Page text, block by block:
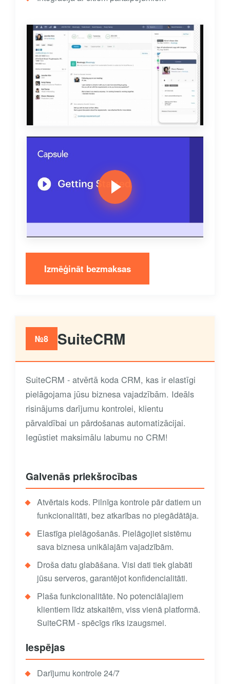
Izmēģināt bezmaksas
№8 SuiteCRM
SuiteCRM - atvērtā koda CRM, kas ir elastīgi
pielāgojama jūsu biznesa vajadzībām. Ideāls
risinājums darījumu kontrolei, klientu
pārvaldībai un pārdošanas automatizācijai.
Iegūstiet maksimālu labumu no CRM!
Galvenās priekšrocības
Atvērtais kods. Pilnīga kontrole pār datiem un
funkcionalitāti, bez atkarības no piegādātāja.
Elastīga pielāgošanās. Pielāgojiet sistēmu
sava biznesa unikālajām vajadzībām.
Droša datu glabāšana. Visi dati tiek glabāti
jūsu serveros, garantējot konfidencialitāti.
Plaša funkcionalitāte. No potenciālajiem
klientiem līdz atskaitēm, viss vienā platformā.
SuiteCRM - spēcīgs rīks izaugsmei.
Iespējas
Darījumu kontrole 24/7